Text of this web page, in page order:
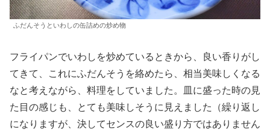
ふだんそうといわしの缶詰めの炒め物
フライパンでいわしを炒めているときから、良い香りがし
てきて、これにふだんそうを絡めたら、相当美味しくなる
なと考えながら、料理をしていました。皿に盛った時の見
た目の感じも、とても美味しそうに見えました（繰り返し
になりますが、決してセンスの良い盛り方ではありません